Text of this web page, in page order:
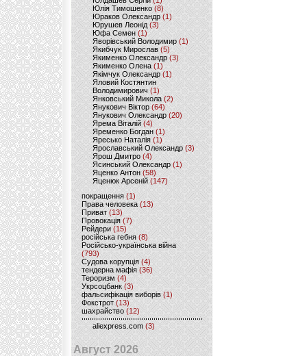
Юлія Тимошенко (8)
Юраков Олександр (1)
Юрушев Леонід (3)
Юфа Семен (1)
Яворівський Володимир (1)
Якибчук Мирослав (5)
Якименко Олександр (3)
Якименко Олена(1)
Якімчук Олександр (1)
Яловий Костянтин
Володимирович (1)
Янковський Микола(2)
Янукович Віктор (64)
Янукович Олександр(20)
Ярема Віталій(4)
Яременко Богдан(1)
Яресько Наталія(1)
Ярославський Олександр (3)
Ярош Дмитро (4)
Ясинський Олександр (1)
Яценко Антон(58)
Яценюк Арсеній (147)
покращення (1)
Права человека(13)
Приват (13)
Провокація (7)
Рейдери (15)
російська гебня (8)
Російсько-українська війна
(793)
Судова корупція (4)
тендерна мафія (36)
Тероризм (4)
Укрсоцбанк (3)
фальсифікація виборів (1)
Фокстрот(13)
шахрайство (12)
aliexpress.com (3)
Август 2026